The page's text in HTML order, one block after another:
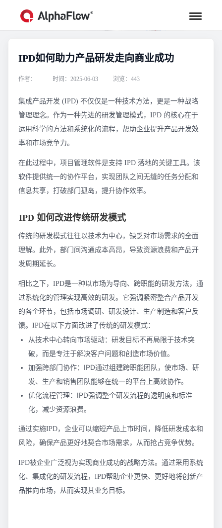
行业资讯
汇聚行业专家观点，助力流程更高效
IPD如何助力产品研发走向商业成功
作者： 时间：2025-06-03 浏览：443
集成产品开发 (IPD) 不仅仅是一种技术方法，更是一种战略
管理理念。作为一种先进的研发管理模式，IPD 的核心在于
运用科学的方法和系统化的流程，帮助企业提升产品开发效
率和市场竞争力。
在此过程中，项目管理软件是支持 IPD 落地的关键工具。该
软件提供统一的协作平台，实现团队之间无缝的任务分配和
信息共享，打破部门孤岛，提升协作效率。
IPD 如何改进传统研发模式
传统的研发模式往往以技术为中心，缺乏对市场需求的全面
理解。此外，部门间沟通成本高昂，导致资源浪费和产品开
发周期延长。
相比之下，IPD是一种以市场为导向、跨职能的研发方法，通
过系统化的管理实现高效的研发。它强调紧密整合产品开发
的各个环节，包括市场调研、研发设计、生产制造和客户反
馈。IPD在以下方面改进了传统的研发模式：
从技术中心转向市场驱动：研发目标不再局限于技术突
破，而是专注于解决客户问题和创造市场价值。
加强跨部门协作：IPD通过组建跨职能团队，使市场、研
发、生产和销售团队能够在统一的平台上高效协作。
优化流程管理：IPD强调整个研发流程的透明度和标准
化，减少资源浪费。
通过实施IPD，企业可以缩短产品上市时间，降低研发成本和
风险，确保产品更好地契合市场需求，从而抢占竞争优势。
IPD被企业广泛视为实现商业成功的战略方法。通过采用系统
化、集成化的研发流程，IPD帮助企业更快、更好地将创新产
品推向市场，从而实现其业务目标。